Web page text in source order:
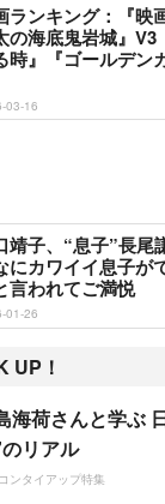
ランキング：『映
の海底鬼岩城』
時』『ゴールデン
03-16
靖子、“息子”長尾
にカワイイ息子
言われてご満悦
01-26
UP！
海荷さんと学ぶ
リアル
ンタイアップ特集